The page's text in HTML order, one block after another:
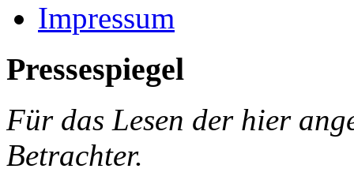
Impressum
Pressespiegel
Für das Lesen der hier
Betrachter.